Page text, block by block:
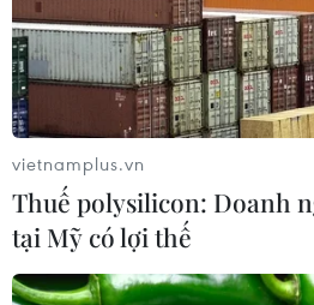
Xem thêm
vietnamplus.vn
Thuế polysilicon: Doanh
tại Mỹ có lợi thế